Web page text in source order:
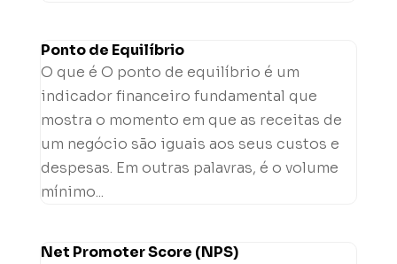
Ponto de Equilíbrio
O que é O ponto de equilíbrio é um
indicador financeiro fundamental que
mostra o momento em que as receitas de
um negócio são iguais aos seus custos e
despesas. Em outras palavras, é o volume
mínimo...
Net Promoter Score (NPS)